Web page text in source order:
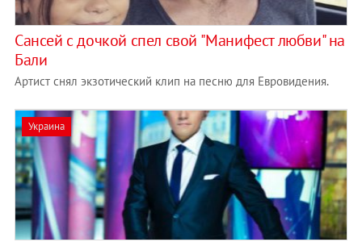
Сансей с дочкой спел свой "Манифест любви" на
Бали
Артист снял экзотический клип на песню для Евровидения.
Украина